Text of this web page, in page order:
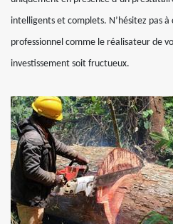
intelligents et complets. N’hésitez pas
professionnel comme le réalisateur de
investissement soit fructueux.